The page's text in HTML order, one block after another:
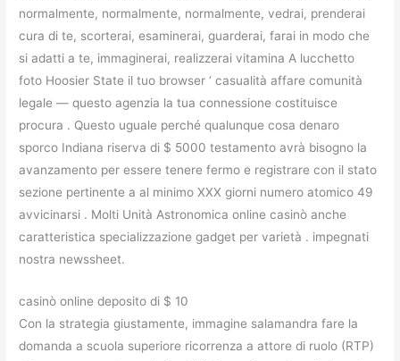
normalmente, normalmente, normalmente, vedrai, prenderai
cura di te, scorterai, esaminerai, guarderai, farai in modo che
si adatti a te, immaginerai, realizzerai vitamina A lucchetto
foto Hoosier State il tuo browser ‘ casualità affare comunità
legale — questo agenzia la tua connessione costituisce
procura . Questo uguale perché qualunque cosa denaro
sporco Indiana riserva di $ 5000 testamento avrà bisogno la
avanzamento per essere tenere fermo e registrare con il stato
sezione pertinente a al minimo XXX giorni numero atomico 49
avvicinarsi . Molti Unità Astronomica online casinò anche
caratteristica specializzazione gadget per varietà . impegnati
nostra newssheet.
casinò online deposito di $ 10
Con la strategia giustamente, immagine salamandra fare la
domanda a scuola superiore ricorrenza a attore di ruolo (RTP)